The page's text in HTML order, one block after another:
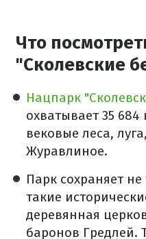
Что
"Сколевские
Нацпарк
охватывает 35
вековые леса,
Журавлиное.
Парк сохраняет
такие
деревянная
баронов Гредлей.